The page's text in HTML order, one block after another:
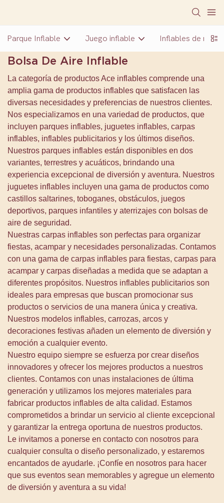
Parque Inflable Juego inflable Inflables de
Bolsa De Aire Inflable
La categoría de productos Ace inflables comprende una
amplia gama de productos inflables que satisfacen las
diversas necesidades y preferencias de nuestros clientes.
Nos especializamos en una variedad de productos, que
incluyen parques inflables, juguetes inflables, carpas
inflables, inflables publicitarios y los últimos diseños.
Nuestros parques inflables están disponibles en dos
variantes, terrestres y acuáticos, brindando una
experiencia excepcional de diversión y aventura. Nuestros
juguetes inflables incluyen una gama de productos como
castillos saltarines, toboganes, obstáculos, juegos
deportivos, parques infantiles y aterrizajes con bolsas de
aire de seguridad.
Nuestras carpas inflables son perfectas para organizar
fiestas, acampar y necesidades personalizadas. Contamos
con una gama de carpas inflables para fiestas, carpas para
acampar y carpas diseñadas a medida que se adaptan a
diferentes propósitos. Nuestros inflables publicitarios son
ideales para empresas que buscan promocionar sus
productos o servicios de una manera única y creativa.
Nuestros modelos inflables, carrozas, arcos y
decoraciones festivas añaden un elemento de diversión y
emoción a cualquier evento.
Nuestro equipo siempre se esfuerza por crear diseños
innovadores y ofrecer los mejores productos a nuestros
clientes. Contamos con unas instalaciones de última
generación y utilizamos los mejores materiales para
fabricar productos inflables de alta calidad. Estamos
comprometidos a brindar un servicio al cliente excepcional
y garantizar la entrega oportuna de nuestros productos.
Le invitamos a ponerse en contacto con nosotros para
cualquier consulta o diseño personalizado, y estaremos
encantados de ayudarle. ¡Confíe en nosotros para hacer
que sus eventos sean memorables y agregue un elemento
de diversión y aventura a su vida!